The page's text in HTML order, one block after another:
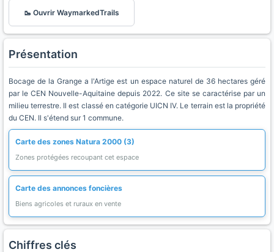
🥾 Ouvrir WaymarkedTrails
Présentation
Bocage de la Grange a l'Artige est un espace naturel de 36 hectares géré
par le CEN Nouvelle-Aquitaine depuis 2022. Ce site se caractérise par un
milieu terrestre. Il est classé en catégorie UICN IV. Le terrain est la propriété
du CEN. Il s'étend sur 1 commune.
Carte des zones Natura 2000 (3)
Zones protégées recoupant cet espace
Carte des annonces foncières
Biens agricoles et ruraux en vente
Chiffres clés